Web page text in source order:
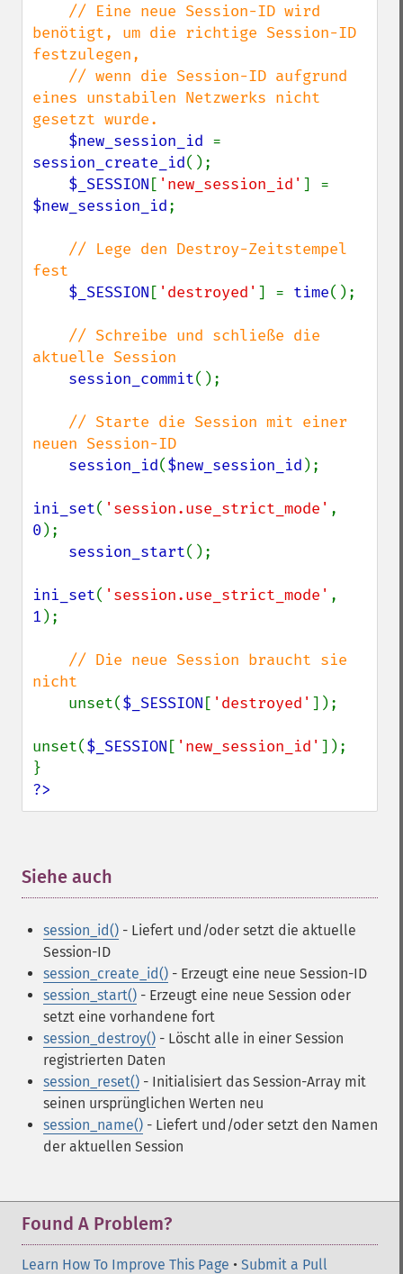
// Eine neue Session-ID wird
benötigt, um die richtige Session-ID
festzulegen,
eines unstabilen Netzwerks nicht
gesetzt wurde.
$new_session_id
session_create_id();
$_SESSION [ 'new_session_id'
$new_session_id;
// Lege den Destroy-Zeitstempel
fest
$_SESSION [ 'destroyed' ] = time();
// Schreibe und schließe die
aktuelle Session
session_commit();
// Starte die Session mit einer
neuen Session-ID
session_id($new_session_id );
ini_set( 'session.use_strict_mode'
0 );
session_start();
ini_set( 'session.use_strict_mode'
1 );
// Die neue Session braucht sie
nicht
unset($_SESSION [ 'destroyed' ]);
unset($_SESSION [ 'new_session_id' ]);
?>
Siehe auch
session_id() - Liefert und/oder setzt die aktuelle
Session-ID
session_create_id() - Erzeugt eine neue Session-ID
session_start() - Erzeugt eine neue Session oder
setzt eine vorhandene fort
session_destroy() - Löscht alle in einer Session
registrierten Daten
session_reset() - Initialisiert das Session-Array mit
seinen ursprünglichen Werten neu
session_name() - Liefert und/oder setzt den Namen
der aktuellen Session
Found A Problem?
Learn How To Improve This Page • Submit a Pull